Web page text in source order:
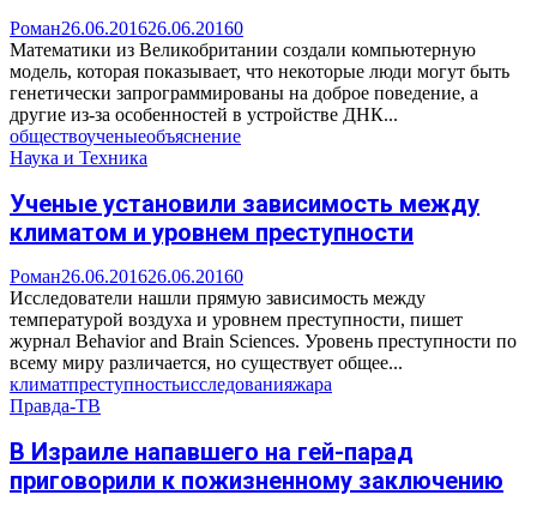
Роман26.06.201626.06.20160
Математики из Великобритании создали компьютерную
модель, которая показывает, что некоторые люди могут быть
генетически запрограммированы на доброе поведение, а
другие из-за особенностей в устройстве ДНК...
обществоученыеобъяснение
Наука и Техника
Ученые установили зависимость между
климатом и уровнем преступности
Роман26.06.201626.06.20160
Исследователи нашли прямую зависимость между
температурой воздуха и уровнем преступности, пишет
журнал Behavior and Brain Sciences. Уровень преступности по
всему миру различается, но существует общее...
климатпреступностьисследованияжара
Правда-ТВ
В Израиле напавшего на гей-парад
приговорили к пожизненному заключению